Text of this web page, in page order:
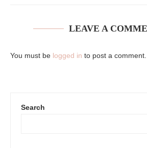
LEAVE A
You must be logged in to post a comment.
Search